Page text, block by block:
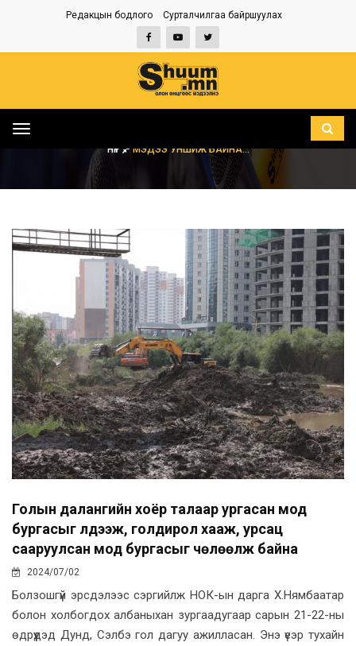
Редакцын бодлого Сурталчилгаа байршуулах
Toggle
НҮҮР МЭДЭЭ УНШИЖ БАЙНА...
Голын далангийн хоёр талаар ургасан мод
бургасыг үлдээж, голдирол хааж, урсац
сааруулсан мод бургасыг чөлөөлж байна
2024/07/02
Болзошгүй эрсдэлээс сэргийлж НОК-ын дарга Х.Нямбаатар
болон холбогдох албаныхан зургаадугаар сарын 21-22-ны
өдрүүдэд Дунд, Сэлбэ гол дагуу ажилласан. Энэ үеэр тухайн